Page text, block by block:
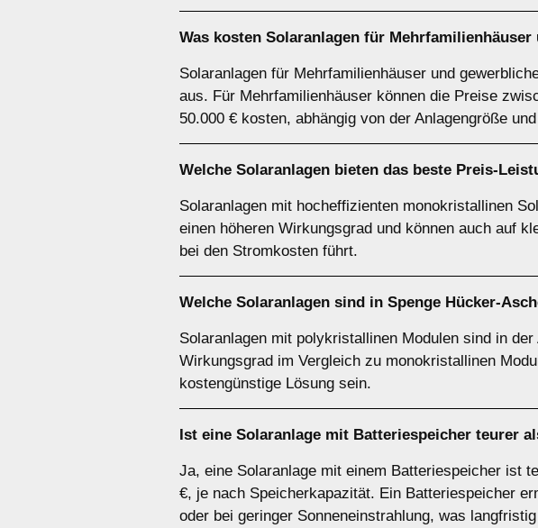
Was kosten Solaranlagen für
Solaranlagen für Mehrfamilienhäuser und
aus. Für Mehrfamilienhäuser können die Preise
50.000 € kosten, abhängig von der Anlagengröße
Welche Solaranlagen bieten das beste Preis-
Solaranlagen mit hocheffizienten monokristallinen
einen höheren Wirkungsgrad und können auch auf
bei den Stromkosten führt.
Welche Solaranlagen sind in Spenge Hücker-
Solaranlagen mit polykristallinen Modulen sind in
Wirkungsgrad im Vergleich zu monokristallinen
kostengünstige Lösung sein.
Ist eine Solaranlage mit Batteriespeicher teurer
Ja, eine Solaranlage mit einem Batteriespeicher ist
€, je nach Speicherkapazität. Ein Batteriespeicher
oder bei geringer Sonneneinstrahlung, was